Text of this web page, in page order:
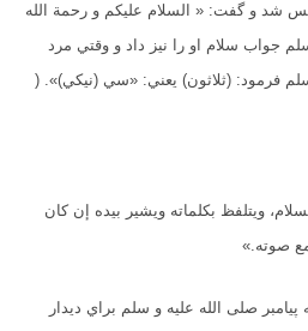
شد و گفت: « السلام عليكم و رحمة الله
جواب سلام او را نيز داد و وقتي مرد
فرمود: (ثلاثون) يعني: «سي (نيکي)». (
ويتلفظ بكلماته ويشير بيده إن كان
صوته.»
صلى الله عليه و سلم براي ديدار